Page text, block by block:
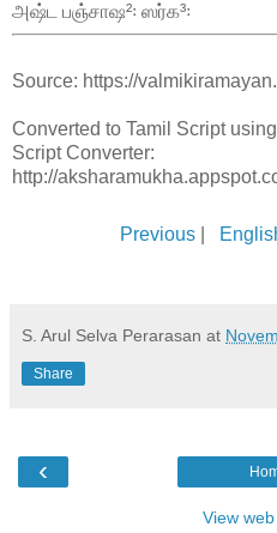
அஷ்ட பஞ்சாஷ²꞉ ஸர்க³꞉
Source: https://
Converted to Tamil Script
Script Converter:
http://
Previous
S. Arul Selva Perarasan at
Share
‹
View